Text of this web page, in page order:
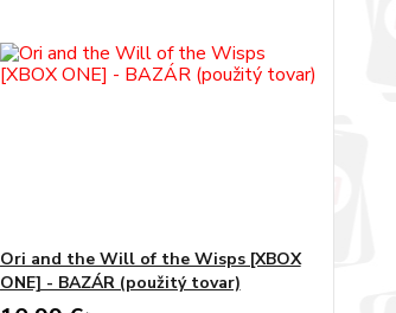
Ori and the Will of the Wisps [XBOX
ONE] - BAZÁR (použitý tovar)